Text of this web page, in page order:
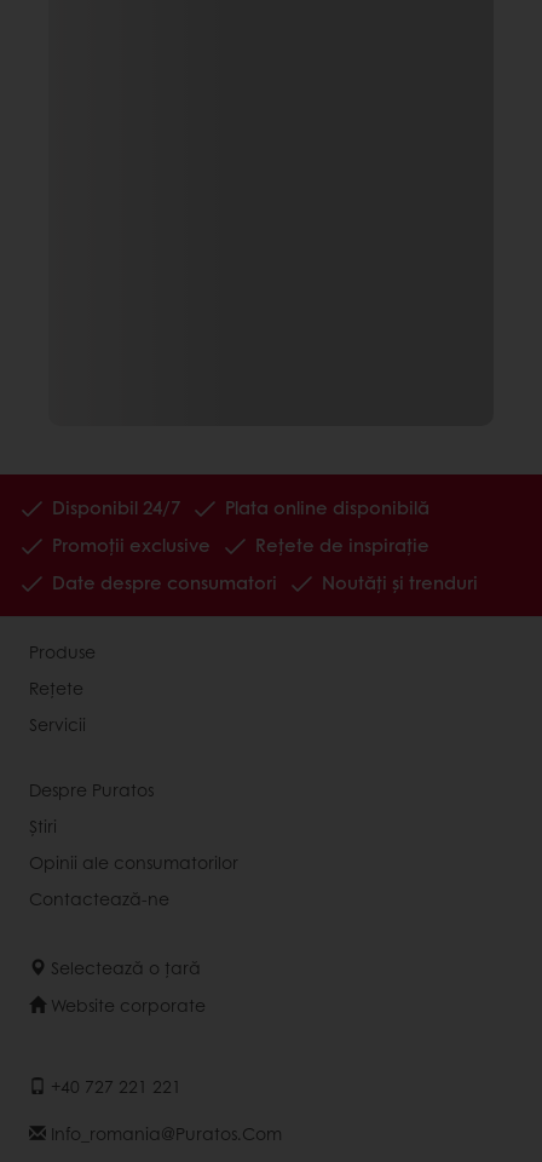
Disponibil 24/7
Plata online disponibilă
Promoții exclusive
Rețete de inspirație
Date despre consumatori
Noutăți și trenduri
Produse
Rețete
Servicii
Despre Puratos
Știri
Opinii ale consumatorilor
Contactează-ne
Selectează o țară
Website corporate
+40 727 221 221
Info_romania@puratos.com